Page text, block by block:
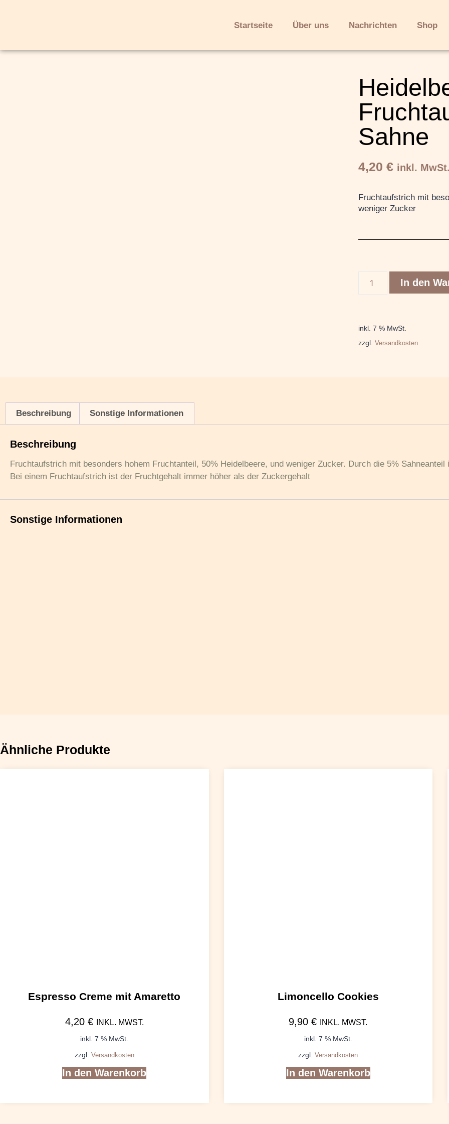
Startseite Über uns Nachrichten Shop
Sahne
4,20 € inkl. MwSt.
Fruchtaufstrich mit
weniger Zucker
In den
inkl. 7 % MwSt.
zzgl. Versandkosten
Beschreibung Sonstige Informationen
Beschreibung
Fruchtaufstrich mit besonders hohem Fruchtanteil, 50% Heidelbeere, und weniger Zucker. Durch die 5%
Bei einem Fruchtaufstrich ist der Fruchtgehalt immer höher als der Zuckergehalt
Sonstige Informationen
Ähnliche Produkte
Espresso Creme mit Amaretto
4,20 € INKL. MWST.
inkl. 7 % MwSt.
zzgl. Versandkosten
In den Warenkorb
Limoncello Cookies
9,90€ INKL. MWST.
inkl. 7 % MwSt.
zzgl.Versandkosten
In den Warenkorb